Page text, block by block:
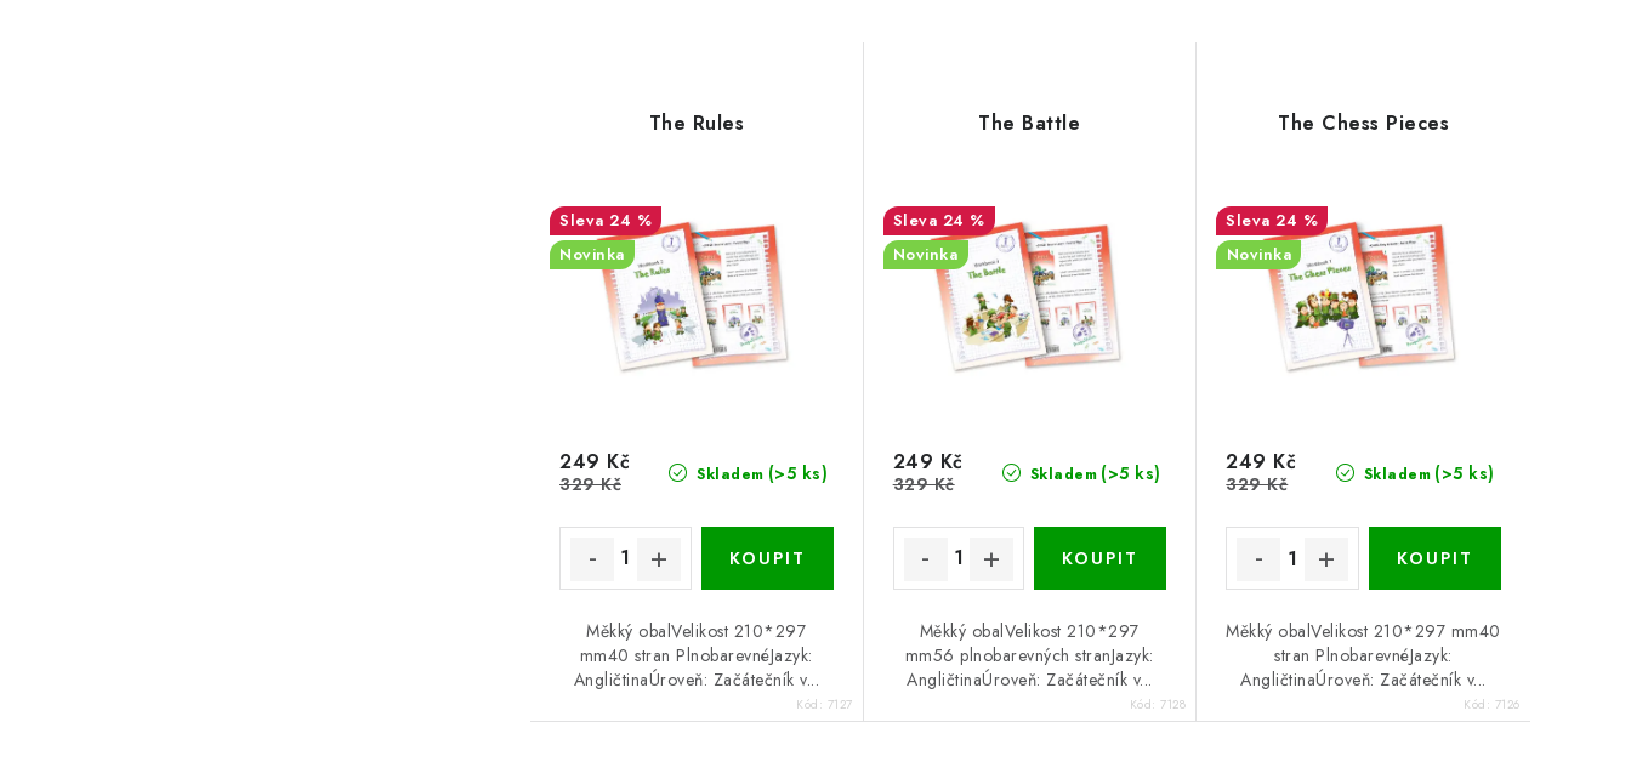
The Rules
24 %
Novinka
Skladem (>5 ks)
249 Kč
329 Kč
Měkký obalVelikost 210*297
mm40 stran PlnobarevnéJazyk:
AngličtinaÚroveň: Začátečník v...
Kód: 7127
The Battle
24 %
Novinka
Skladem (>5 ks)
249 Kč
329 Kč
Měkký obalVelikost 210*297
mm56 plnobarevných stranJazyk:
AngličtinaÚroveň: Začátečník v...
Kód:7128
The Chess Pieces
24 %
Novinka
Skladem (>5 ks)
249 Kč
329 Kč
Měkký obalVelikost 210*297 mm40
stran PlnobarevnéJazyk:
AngličtinaÚroveň: Začátečník v...
Kód: 7126